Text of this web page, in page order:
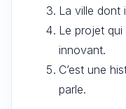
La ville dont
Le projet
innovant.
C’est une
parle.